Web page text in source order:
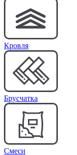
Кровля
Брусчатка
Cмеси